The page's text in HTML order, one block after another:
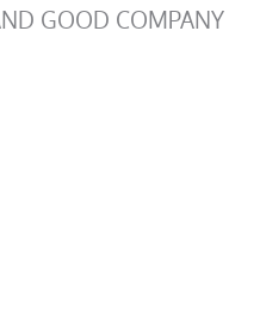
GOOD COMPANY